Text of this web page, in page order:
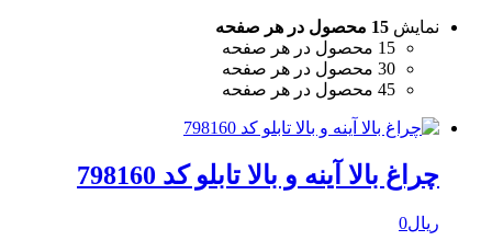
نمایش 15 محصول در هر صفحه
15 محصول در هر صفحه
30 محصول در هر صفحه
45 محصول در هر صفحه
چراغ بالا آینه و بالا تابلو کد 798160
ریال0